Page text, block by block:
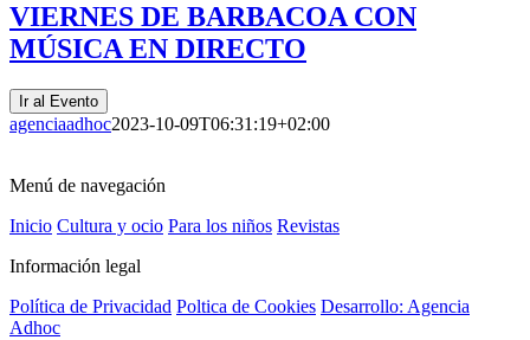
VIERNES DE BARBACOA CON
MÚSICA EN DIRECTO
Ir al Evento
agenciaadhoc2023-10-09T06:31:19+02:00
Menú de navegación
Inicio Cultura y ocio Para los niños Revistas
Información legal
Política de Privacidad Poltica de Cookies Desarrollo: Agencia
Adhoc